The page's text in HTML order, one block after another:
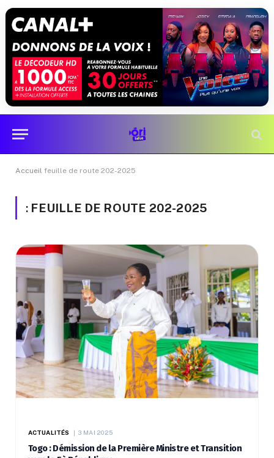
Accueil feuille de route 202-2025
: FEUILLE DE ROUTE 202-2025
ACTUALITÉS 3 MAI 2025
Togo : Démission de la Première Ministre et Transition